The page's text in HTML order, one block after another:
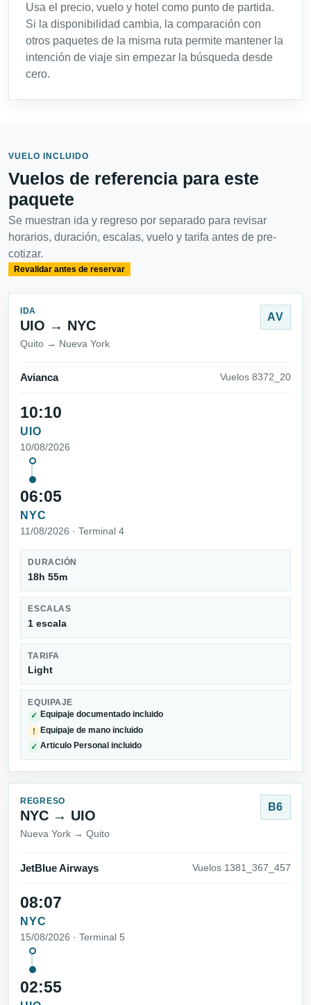
Usa el precio, vuelo y hotel como punto de partida.
Si la disponibilidad cambia, la comparación con
otros paquetes de la misma ruta permite mantener la
intención de viaje sin empezar la búsqueda desde
cero.
VUELO INCLUIDO
Vuelos de referencia para este
paquete
Se muestran ida y regreso por separado para revisar
horarios, duración, escalas, vuelo y tarifa antes de pre-
cotizar.
Revalidar antes de reservar
IDA
UIO → NYC
Quito → Nueva York
AV
Avianca Vuelos 8372_20
10:10
UIO
10/08/2026
06:05
NYC
11/08/2026 · Terminal 4
DURACIÓN
18h 55m
ESCALAS
1 escala
TARIFA
Light
EQUIPAJE
✓ Equipaje documentado incluido
! Equipaje de mano incluido
✓ Articulo Personal incluido
REGRESO
NYC → UIO
Nueva York → Quito
B6
JetBlue Airways Vuelos 1381_367_457
08:07
NYC
15/08/2026 · Terminal 5
02:55